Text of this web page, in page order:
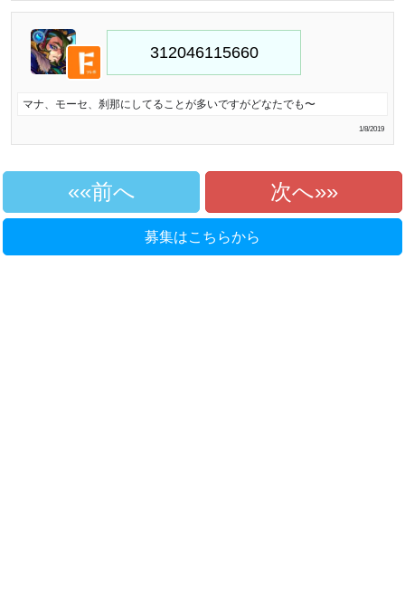
マナ、モーセ、刹那にしてることが多いですがどなたでも〜
1/8/2019
«前へ 次へ»
募集はこちらから